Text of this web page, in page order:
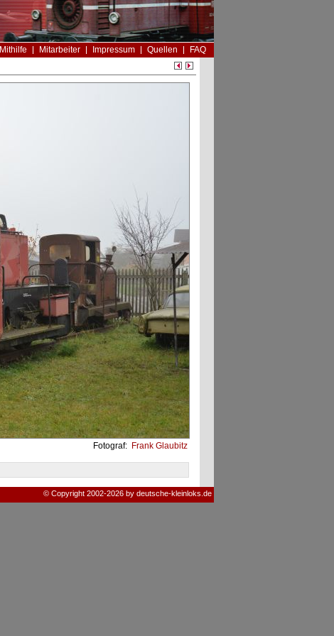
Mithilfe Mitarbeiter Impressum Quellen
FAQ
Fotograf: Frank Glaubitz
© Copyright 2002-2026 by deutsche-kleinloks.de